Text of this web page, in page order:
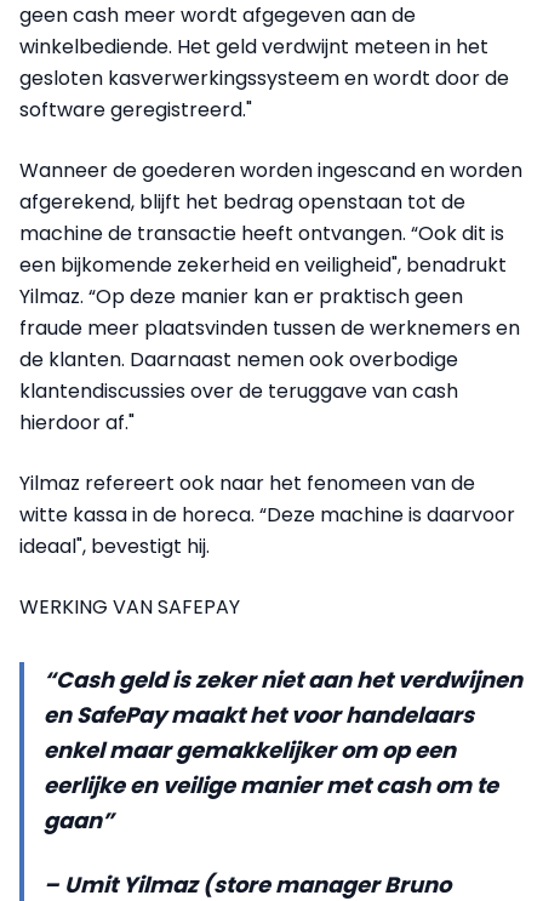
geen cash meer wordt afgegeven aan de
winkelbediende. Het geld verdwijnt meteen in het
gesloten kasverwerkingssysteem en wordt door de
software geregistreerd."
Wanneer de goederen worden ingescand en worden
afgerekend, blijft het bedrag openstaan tot de
machine de transactie heeft ontvangen. “Ook dit is
een bijkomende zekerheid en veiligheid", benadrukt
Yilmaz. “Op deze manier kan er praktisch geen
fraude meer plaatsvinden tussen de werknemers en
de klanten. Daarnaast nemen ook overbodige
klantendiscussies over de teruggave van cash
hierdoor af."
Yilmaz refereert ook naar het fenomeen van de
witte kassa in de horeca. “Deze machine is daarvoor
ideaal", bevestigt hij.
WERKING VAN SAFEPAY
“Cash geld is zeker niet aan het verdwijnen
en SafePay maakt het voor handelaars
enkel maar gemakkelijker om op een
eerlijke en veilige manier met cash om te
gaan”
– Umit Yilmaz (store manager Bruno